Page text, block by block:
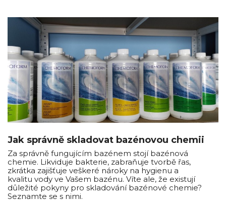
Jak správně skladovat bazénovou chemii
Za správně fungujícím bazénem stojí bazénová
chemie. Likviduje bakterie, zabraňuje tvorbě řas,
zkrátka zajišťuje veškeré nároky na hygienu a
kvalitu vody ve Vašem bazénu. Víte ale, že existují
důležité pokyny pro skladování bazénové chemie?
Seznamte se s nimi.